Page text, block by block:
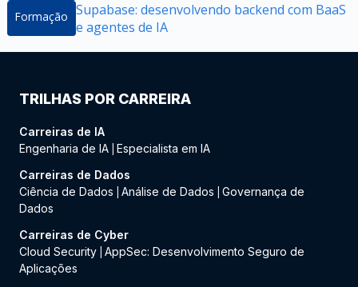
Formação Supabase: desenvolvendo backend com BaaS
e agentes de IA
TRILHAS POR CARREIRA
Carreiras de IA
Engenharia de IA Especialista em IA
Carreiras de Dados
Ciência de Dados
Análise de Dados
Governança de
Dados
Carreiras de Cyber
Cloud Security AppSec: Desenvolvimento Seguro de
Aplicações